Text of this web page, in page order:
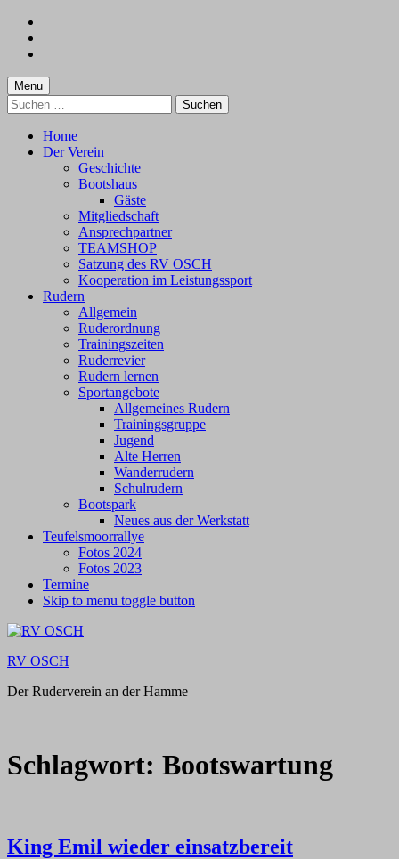
content
footer
Menu
Suchen
nach:
Home
Der Verein
Geschichte
Bootshaus
Gäste
Mitgliedschaft
Ansprechpartner
TEAMSHOP
Satzung des RV OSCH
Kooperation im Leistungssport
Rudern
Allgemein
Ruderordnung
Trainingszeiten
Ruderrevier
Rudern lernen
Sportangebote
Allgemeines Rudern
Trainingsgruppe
Jugend
Alte Herren
Wanderrudern
Schulrudern
Bootspark
Neues aus der Werkstatt
Teufelsmoorrallye
Fotos 2024
Fotos 2023
Termine
Skip to menu toggle button
RV OSCH
Der Ruderverein an der Hamme
Schlagwort: Bootswartung
King Emil wieder einsatzbereit